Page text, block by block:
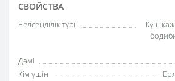
СВОЙСТВА
Белсенділік түрі
Күш
Дәмі
Кім үшін